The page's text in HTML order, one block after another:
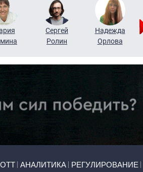
Сергей
Ролин
Надежда
Орлова
ОТТ АНАЛИТИКА РЕГУЛИРОВАНИЕ